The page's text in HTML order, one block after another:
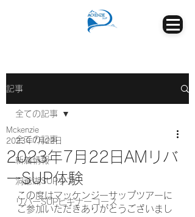
記事
全ての記事
新着情報
洞爺湖SUPツアー
リバーSUPビギナーコース
全ての記事
2023年7月22日AMリバ
ーSUP体験
Mckenzie
2023年7月22日
この度はマッケンジーサップツアーに
ご参加いただきありがとうございまし